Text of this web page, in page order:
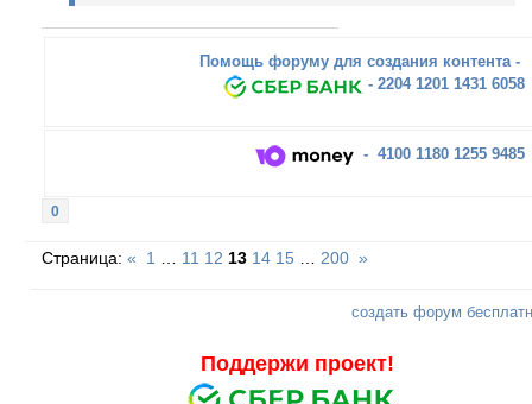
Помощь форуму для создания контента -
- 2204 1201 1431 6058
- 4100 1180 1255 9485
0
Страница:« 1 … 11 12 13 14 15 … 200 »
создать форум
Поддержи проект!